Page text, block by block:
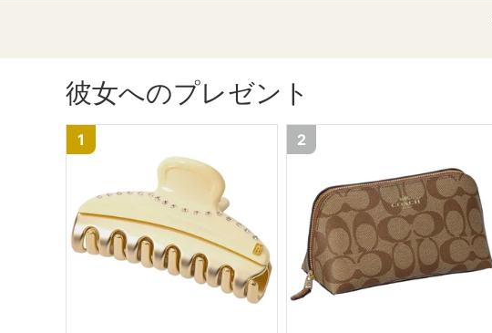
彼女へのプレゼント
1 2